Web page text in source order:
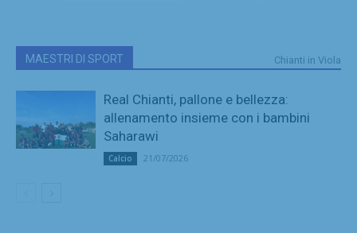
MAESTRI DI SPORT Chianti in Viola
Real Chianti, pallone e bellezza:
allenamento insieme con i bambini
Saharawi
Calcio 21/07/2026